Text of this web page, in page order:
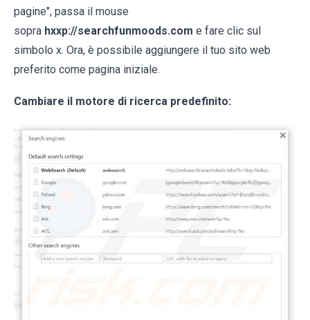
pagine", passa il mouse
sopra hxxp://searchfunmoods.com e fare clic sul
simbolo x. Ora, è possibile aggiungere il tuo sito web
preferito come pagina iniziale.
Cambiare il motore di ricerca predefinito: